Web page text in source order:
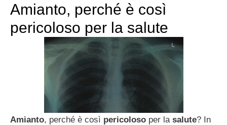
Amianto, perché è così
pericoloso per la salute
Amianto, perché è così pericoloso per la salute? In